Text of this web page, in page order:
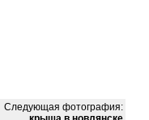
Следующая фотография: